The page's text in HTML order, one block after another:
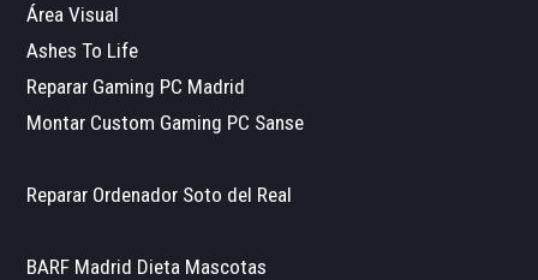
Área Visual
Ashes To Life
Reparar Gaming PC Madrid
Montar Custom Gaming PC Sanse
Reparar Ordenador Soto del Real
BARF Madrid Dieta Mascotas